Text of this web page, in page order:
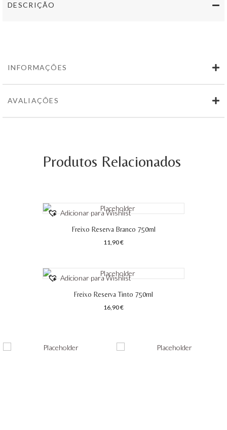
DESCRIÇÃO
INFORMAÇÕES
AVALIAÇÕES
Produtos Relacionados
Adicionar para Wishlist
Freixo Reserva Branco 750ml
11,90€
Adicionar para Wishlist
Freixo Reserva Tinto 750ml
16,90€